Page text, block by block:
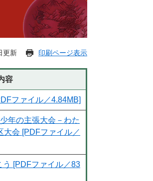
更新 印刷ページ表示
容
ファイル／4.84MB]
年の主張大会－わた
大会 [PDFファイル／
う [PDFファイル／83